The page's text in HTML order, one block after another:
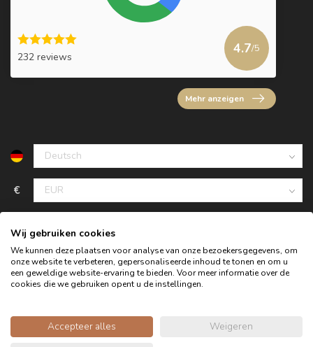
232 reviews
4.7/5
Mehr anzeigen
€
Wij gebruiken cookies
We kunnen deze plaatsen voor analyse van onze bezoekersgegevens, om
onze website te verbeteren, gepersonaliseerde inhoud te tonen en om u
een geweldige website-ervaring te bieden. Voor meer informatie over de
cookies die we gebruiken opent u de instellingen.
Accepteer alles
Weigeren